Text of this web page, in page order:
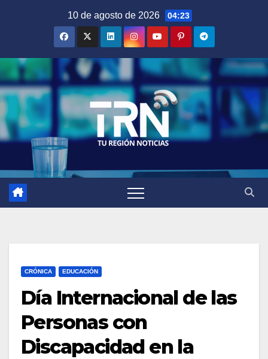
10 de agosto de 2026 04:23
CRÓNICA EDUCACIÓN
Día Internacional de las
Personas con
Discapacidad en la